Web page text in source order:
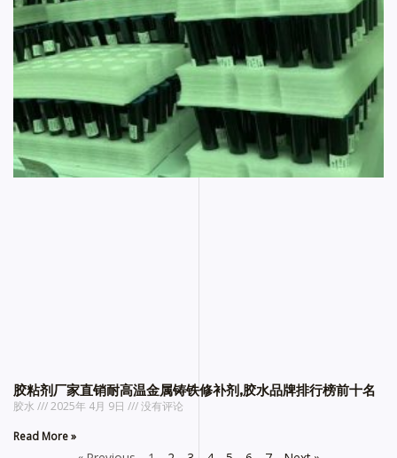
胶粘剂厂家直销耐高温金属铸铁修补剂,胶水品牌排行榜前十名
胶水 2025年 4月 9日
没有评论
Read More »